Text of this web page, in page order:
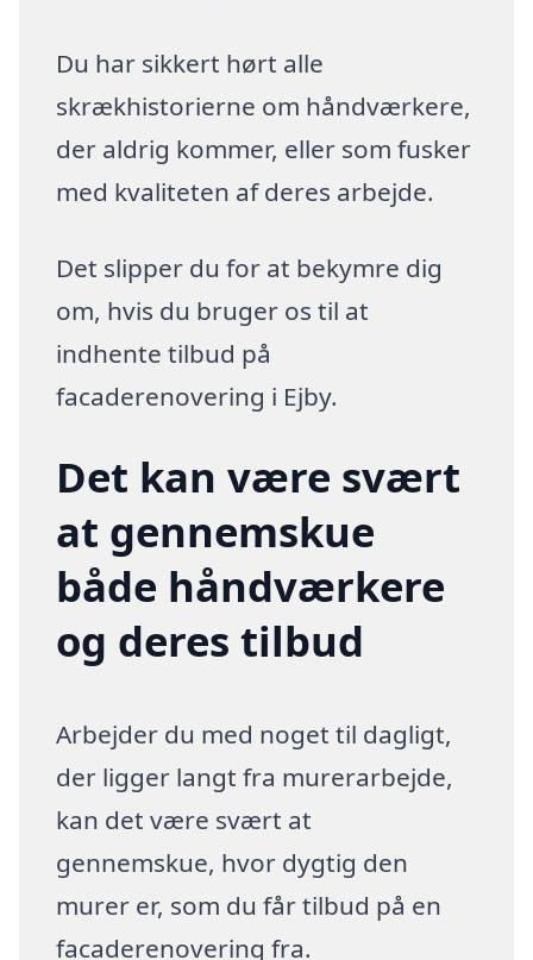
Du har sikkert hørt alle
skrækhistorierne om håndværkere,
der aldrig kommer, eller som fusker
med kvaliteten af deres arbejde.
Det slipper du for at bekymre dig
om, hvis du bruger os til at
indhente tilbud på
facaderenovering i Ejby.
Det kan være svært
at gennemskue
både håndværkere
og deres tilbud
Arbejder du med noget til dagligt,
der ligger langt fra murerarbejde,
kan det være svært at
gennemskue, hvor dygtig den
murer er, som du får tilbud på en
facaderenovering fra.